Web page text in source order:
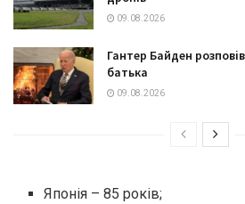
09.08.2026
Гантер Байден
батька
09.08.2026
Японія – 85 років;